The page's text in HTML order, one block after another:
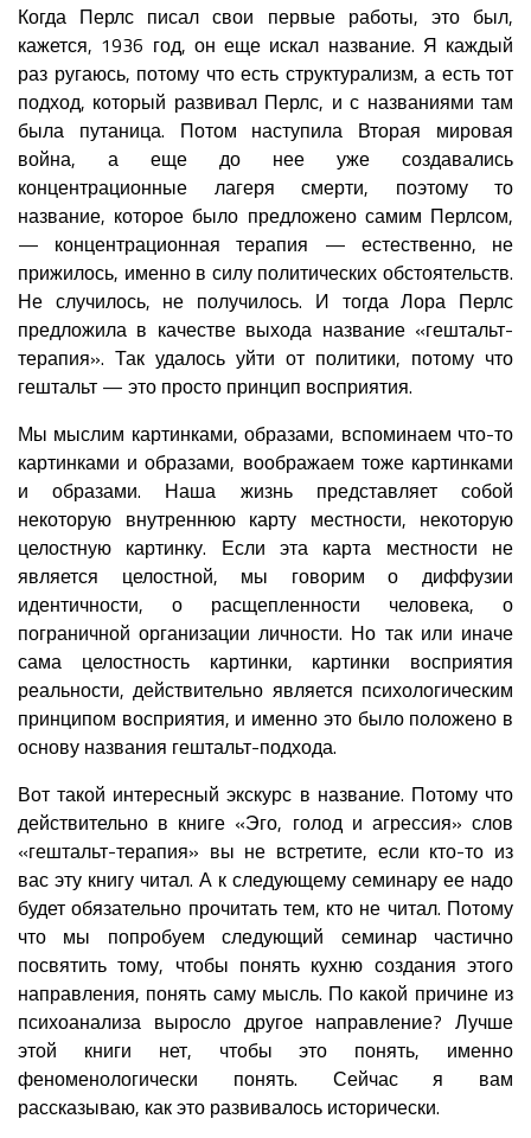
Когда Перлс писал свои первые работы, это был,
кажется, 1936 год, он еще искал название. Я каждый
раз ругаюсь, потому что есть структурализм, а есть тот
подход, который развивал Перлс, и с названиями там
была путаница. Потом наступила Вторая мировая
война, а еще до нее уже создавались
концентрационные лагеря смерти, поэтому то
название, которое было предложено самим Перлсом,
— концентрационная терапия — естественно, не
прижилось, именно в силу политических обстоятельств.
Не случилось, не получилось. И тогда Лора Перлс
предложила в качестве выхода название «гештальт-
терапия». Так удалось уйти от политики, потому что
гештальт — это просто принцип восприятия.
Мы мыслим картинками, образами, вспоминаем что-то
картинками и образами, воображаем тоже картинками
и образами. Наша жизнь представляет собой
некоторую внутреннюю карту местности, некоторую
целостную картинку. Если эта карта местности не
является целостной, мы говорим о диффузии
идентичности, о расщепленности человека, о
пограничной организации личности. Но так или иначе
сама целостность картинки, картинки восприятия
реальности, действительно является психологическим
принципом восприятия, и именно это было положено в
основу названия гештальт-подхода.
Вот такой интересный экскурс в название. Потому что
действительно в книге «Эго, голод и агрессия» слов
«гештальт-терапия» вы не встретите, если кто-то из
вас эту книгу читал. А к следующему семинару ее надо
будет обязательно прочитать тем, кто не читал. Потому
что мы попробуем следующий семинар частично
посвятить тому, чтобы понять кухню создания этого
направления, понять саму мысль. По какой причине из
психоанализа выросло другое направление? Лучше
этой книги нет, чтобы это понять, именно
феноменологически понять. Сейчас я вам
рассказываю, как это развивалось исторически.